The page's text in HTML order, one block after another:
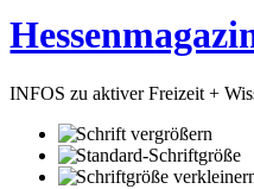
INFOS zu aktiver Freizeit +